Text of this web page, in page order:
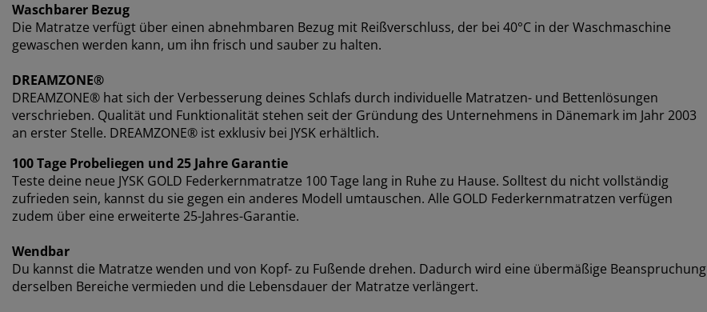
Waschbarer Bezug
Die Matratze verfügt über einen abnehmbaren Bezug mit Reißverschluss, der bei 40°C in der Waschmaschine
gewaschen werden kann, um ihn frisch und sauber zu halten.
DREAMZONE®
DREAMZONE® hat sich der Verbesserung deines Schlafs durch individuelle Matratzen- und Bettenlösungen
verschrieben. Qualität und Funktionalität stehen seit der Gründung des Unternehmens in Dänemark im Jahr 2003
an erster Stelle. DREAMZONE® ist exklusiv bei JYSK erhältlich.
100 Tage Probeliegen und 25 Jahre Garantie
Teste deine neue JYSK GOLD Federkernmatratze 100 Tage lang in Ruhe zu Hause. Solltest du nicht vollständig
zufrieden sein, kannst du sie gegen ein anderes Modell umtauschen. Alle GOLD Federkernmatratzen verfügen
zudem über eine erweiterte 25-Jahres-Garantie.
Wendbar
Du kannst die Matratze wenden und von Kopf- zu Fußende drehen. Dadurch wird eine übermäßige Beanspruchung
derselben Bereiche vermieden und die Lebensdauer der Matratze verlängert.